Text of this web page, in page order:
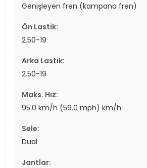
Genişleyen fren (kampana fren)
Ön Lastik:
2.50-19
Arka Lastik:
2.50-19
Maks. Hız:
95.0 km/h (59.0 mph) km/h
Sele:
Dual
Jantlar: